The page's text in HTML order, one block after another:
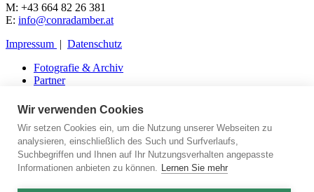
M: +43 664 82 26 381
E: info@conradamber.at
Impressum | Datenschutz
Fotografie & Archiv
Partner
Kontakt
Aktuelles
Über mich
Wir verwenden Cookies
Wir setzen Cookies ein, um die Nutzung unserer Webseiten zu
analysieren, einschließlich des Such und Surfverlaufs,
Suchbegriffen und Ihnen auf Ihr Nutzungsverhalten angepasste
Informationen anbieten zu können. Lernen Sie mehr